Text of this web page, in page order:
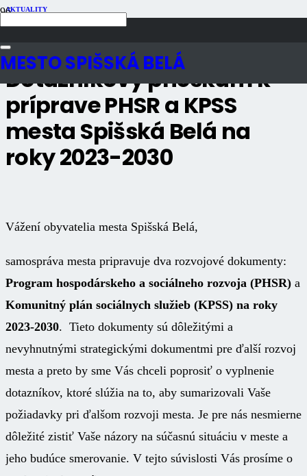
MESTO SPIŠSKÁ BELÁ
AKTUALITY
Dotazníkový prieskum k
príprave PHSR a KPSS
mesta Spišská Belá na
roky 2023-2030
Vážení obyvatelia mesta Spišská Belá,
samospráva mesta pripravuje dva rozvojové dokumenty:
Program hospodárskeho a sociálneho rozvoja (PHSR) a
Komunitný plán sociálnych služieb (KPSS) na roky
2023-2030. Tieto dokumenty sú dôležitými a
nevyhnutnými strategickými dokumentmi pre ďalší rozvoj
mesta a preto by sme Vás chceli poprosiť o vyplnenie
dotazníkov, ktoré slúžia na to, aby sumarizovali Vaše
požiadavky pri ďalšom rozvoji mesta. Je pre nás nesmierne
dôležité zistiť Vaše názory na súčasnú situáciu v meste a
jeho budúce smerovanie. V tejto súvislosti Vás prosíme o